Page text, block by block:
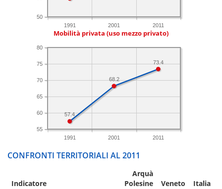
1991 2001 2011
50
Mobilità privata (uso mezzo privato)
1991 2001 2011
55
60
65
70
75
80
73.4
68.2
57.4
CONFRONTI TERRITORIALI AL 2011
Indicatore
Arquà
Polesine
Veneto Italia